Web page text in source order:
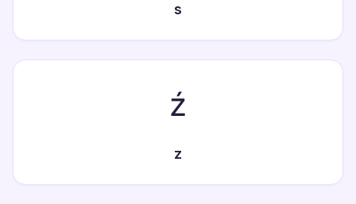
s
ź
z